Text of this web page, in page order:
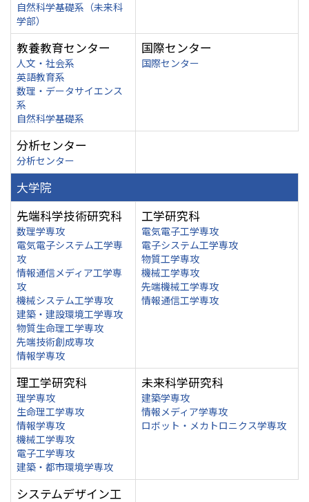
自然科学基礎系（未来科
学部）
教養教育センター
人文・社会系
英語教育系
数理・データサイエンス
系
自然科学基礎系
国際センター
国際センター
分析センター
分析センター
大学院
先端科学技術研究科
数理学専攻
電気電子システム工学専
攻
情報通信メディア工学専
攻
機械システム工学専攻
建築・建設環境工学専攻
物質生命理工学専攻
先端技術創成専攻
情報学専攻
工学研究科
電気電子工学専攻
電子システム工学専攻
物質工学専攻
機械工学専攻
先端機械工学専攻
情報通信工学専攻
理工学研究科
理学専攻
生命理工学専攻
情報学専攻
機械工学専攻
電子工学専攻
建築・都市環境学専攻
未来科学研究科
建築学専攻
情報メディア学専攻
ロボット・メカトロニクス学専攻
システムデザイン工